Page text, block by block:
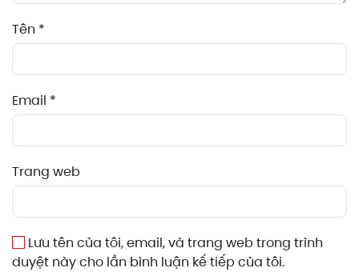
Tên *
Email *
Trang web
Lưu tên của tôi, email, và trang web trong trình
duyệt này cho lần bình luận kế tiếp của tôi.